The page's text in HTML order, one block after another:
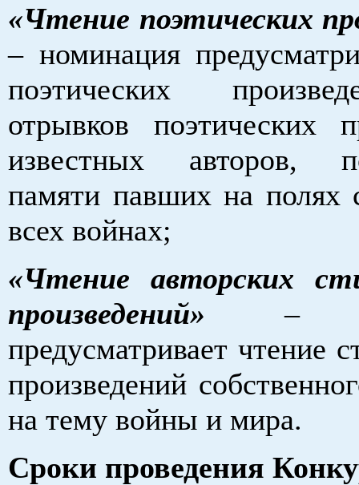
«Чтение поэтических
– номинация
поэтических
отрывков поэтических
известных авторов,
памяти павших на полях
всех войнах;
«Чтение авторских
произведений»–
предусматривает чтение
произведений
на тему войны и мира.
Сроки проведения